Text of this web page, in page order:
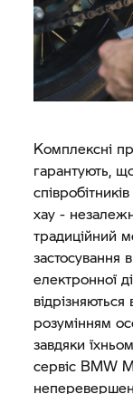
Комплексні
гарантують,
хау -
традиційний
застосування
електронної
розумінням
завдяки
сервіс BMW